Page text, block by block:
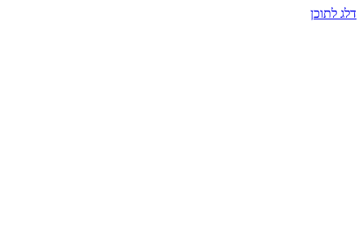
דלג לתוכן